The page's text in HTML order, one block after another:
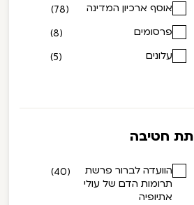
אוסף ארכיון המדינה
(78)
פרסומים
(8)
עלונים
(5)
תת חטיבה
הוועדה לברור פרשת
תרומות הדם של עולי
אתיופיה
(40)